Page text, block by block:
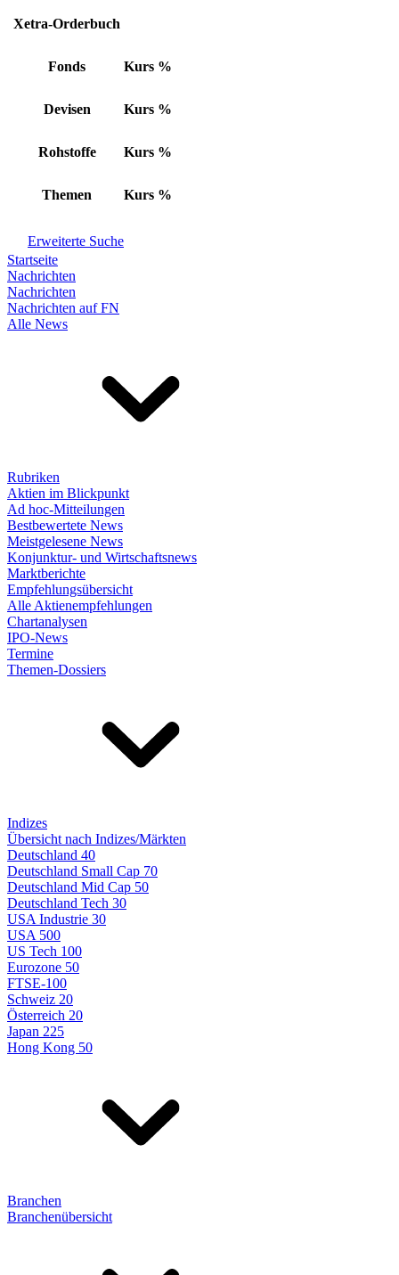
Xetra-Orderbuch
Fonds Kurs %
Devisen Kurs %
Rohstoffe Kurs %
Themen Kurs %
Erweiterte Suche
Startseite
Nachrichten
Nachrichten
Nachrichten auf FN
Alle News
Rubriken
Aktien im Blickpunkt
Ad hoc-Mitteilungen
Bestbewertete News
Meistgelesene News
Konjunktur- und Wirtschaftsnews
Marktberichte
Empfehlungsübersicht
Alle Aktienempfehlungen
Chartanalysen
IPO-News
Termine
Themen-Dossiers
Indizes
Übersicht nach Indizes/Märkten
Deutschland 40
Deutschland Small Cap 70
Deutschland Mid Cap 50
Deutschland Tech 30
USA Industrie 30
USA 500
US Tech 100
Eurozone 50
FTSE-100
Schweiz 20
Österreich 20
Japan 225
Hong Kong 50
Branchen
Branchenübersicht